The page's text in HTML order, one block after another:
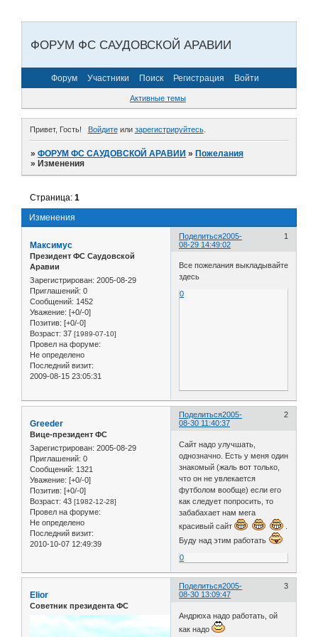
ФОРУМ ФС САУДОВСКОЙ АРАВИИ
Форум Участники Поиск Регистрация Войти
Активные темы
Привет, Гость! Войдитеили зарегистрируйтесь.
»ФОРУМ ФС САУДОВСКОЙ АРАВИИ »Пожелания
»Изменения
Изменения
Страница:1
Поделиться 1
2005-
08-29 14:49:02
Максимус
Президент ФС Саудовской
Аравии
Зарегистрирован: 2005-08-29
Приглашений: 0
Сообщений: 1452
Уважение: [+0/-0]
Позитив: [+0/-0]
Возраст: 37 [1989-07-10]
Провел на форуме:
Не определено
Последний визит:
2009-08-15 23:05:31
Все пожелания выкладывайте
здесь
0
Поделиться 2
2005-
08-30 11:40:37
Greeder
Вице-президент ФС
Зарегистрирован: 2005-08-29
Приглашений: 0
Сообщений: 1321
Уважение: [+0/-0]
Позитив: [+0/-0]
Возраст: 43 [1982-12-28]
Провел на форуме:
Не определено
Последний визит:
2010-10-07 12:49:39
Сайт надо улучшать,
однозначно. Есть у меня один
знакомый (жаль вот только,
что он не увлекается
футболом вообще) если его
как следует попросить, то
забабахает нам мега
красивый сайт
Буду над этим работать
0
Поделиться 3
2005-
08-30 13:09:47
Elior
Советник президента ФС
Андрюха надо работать, ой
как надо